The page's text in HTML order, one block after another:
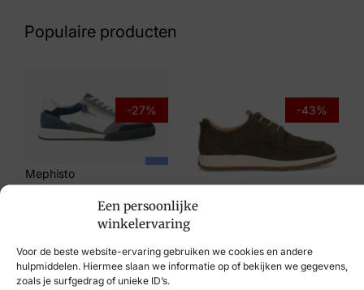
Een persoonlijke
winkelervaring
Voor de beste website-ervaring gebruiken we cookies en andere
hulpmiddelen. Hiermee slaan we informatie op of bekijken we gegevens,
zoals je surfgedrag of unieke ID’s.
Merk
Australian
Artikelnummer
Dakota Grey Leather 15.1642.02-K07 H
Populaire producten
-27%
Mephisto
149,95
-43%
€139,95€79,95